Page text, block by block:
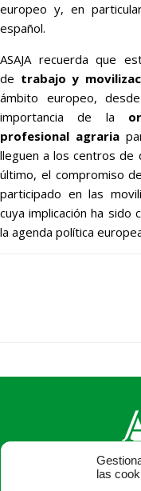
las
europeo y, en
español.
ASAJA recuerda que
de trabajo y
ámbito europeo,
importancia de la
profesional agraria
lleguen a los centros de
último, el compromiso
participado en las
cuya implicación ha
la agenda política
ASAJA